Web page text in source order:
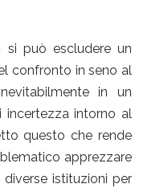
si può escludere un
confronto in seno al
in un
intorno al
questo che rende
apprezzare
istituzioni per